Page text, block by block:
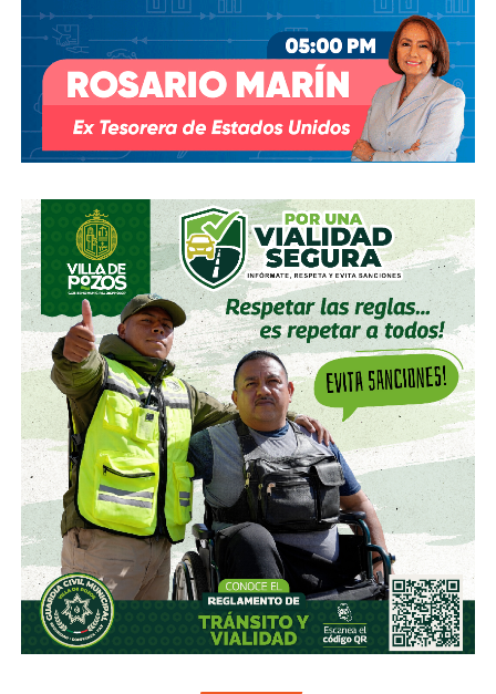
Roberto Perfumo, ex jugador argentino, fue más claro
todavía: “En 1986, ganarle a Inglaterra era suficiente.
Ganar el Mundial era secundario para nosotros.
Ganarle a Inglaterra era nuestro verdadero objetivo.”
La herida no se cerró en 1986, pero tampoco en 1998,
Final del Mundial de Francia. Un primer tiempo trepidante
que acabó 2 por 2 tras un golazo deMichael Oweny un
icónico tanto de
Javier Zanettitras un tiro libre. La
segunda mitad quedaría marcada porla expulsión del
entonces joven David Beckham por una patada al
‘Cholo’ Simeone que convertiría al ‘Spice Boy’ en
villano nacional por un buen rato. Los sudamericanos
se acabarían imponiendo en penales.
El asunto menos se calmó en 2002, cuando en Corea-
Japón, el mismoBeckham cobró el penal que eliminó a
Argentina en la Fase de Grupos. Los de Marcelo Bielsa
se fueron a las primeras de cambio de un Mundial al que
llegaron como favoritos y,
por primera vez desde la
guerra, volvieron a caer ante los inglesesen
semejantes instancias.
Simon Kuper, periodista y autor deFootball Against the
—el libro que exploró cómo el fútbol canaliza